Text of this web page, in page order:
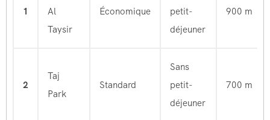
1
Al
Taysir
Économique
petit-
déjeuner
900 m
2
Taj
Park
Standard
Sans
petit-
déjeuner
700 m